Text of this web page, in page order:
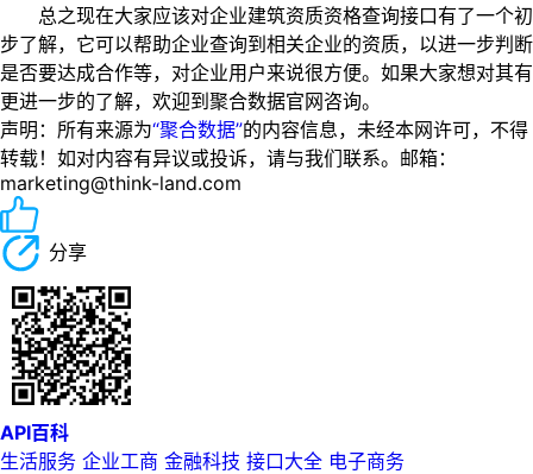
总之现在大家应该对企业建筑资质资格查询接口有了一个初
步了解，它可以帮助企业查询到相关企业的资质，以进一步判断
是否要达成合作等，对企业用户来说很方便。如果大家想对其有
更进一步的了解，欢迎到聚合数据官网咨询。
声明：所有来源为“聚合数据”的内容信息，未经本网许可，不得
转载！如对内容有异议或投诉，请与我们联系。邮箱：
marketing@think-land.com
分享
API百科
生活服务 企业工商 金融科技 接口大全 电子商务